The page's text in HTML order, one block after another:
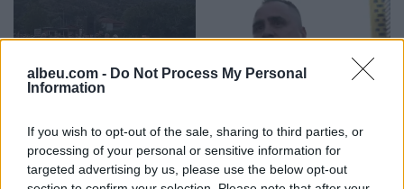
albeu.com - Do Not Process My Personal
Information
If you wish to opt-out of the sale, sharing to third parties, or
processing of your personal or sensitive information for
targeted advertising by us, please use the below opt-out
Protesta e dytë në
territoriale, banorët
refuzojnë bashkimin me
Tepelenën
emigranti: Shqiptarët
meritojnë meritokraci dhe
një qeveri europiane